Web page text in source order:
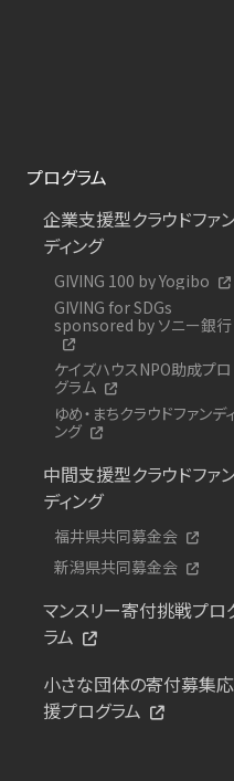
プログラム
企業支援型クラウドファ
ディング
GIVING 100 by Yogibo
GIVING for SDGs
sponsored by ソニー銀行
ケイズハウスNPO助成プロ
グラム
ゆめ・まちクラウドファンデ
ング
中間支援型クラウドファ
ディング
福井県共同募金会
新潟県共同募金会
マンスリー寄付挑戦プロ
ラム
小さな団体の寄付募集応
援プログラム